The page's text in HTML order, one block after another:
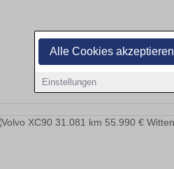
Alle Cookies akzeptieren
Einstellungen